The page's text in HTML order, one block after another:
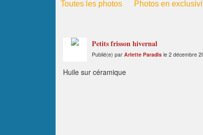
Toutes les photos Photos en
Petits frisson hivernal
Publié(e) par Arlette Paradis le 2 décembre
Huile sur céramique